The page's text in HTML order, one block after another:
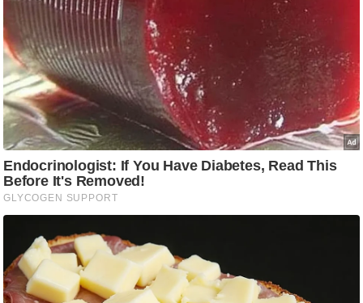
w
s
ला
इ
फ
स्टा
इ
ल
टे
जी
ब्यू
टी